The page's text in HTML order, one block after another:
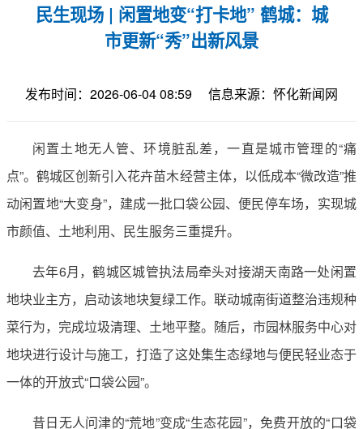
民生现场 | 闲置地变“打卡地” 鹤城：城
市更新“秀”出新风景
发布时间：2026-06-04 08:59 信息来源：怀化新闻网
闲置土地无人管、环境脏乱差，一直是城市管理的“痛
点”。鹤城区创新引入花卉苗木经营主体，以低成本“微改造”推
动闲置地“大变身”，建成一批口袋公园、便民停车场，实现城
市颜值、土地利用、民生服务三重提升。
去年6月，鹤城区城管执法局牵头对接湖天南路一处闲置
地块业主方，启动该地块复绿工作。联动城南街道整治违规种
菜行为，完成垃圾清理、土地平整。随后，市园林服务中心对
地块进行设计与施工，打造了这处集生态绿地与便民轻业态于
一体的开放式“口袋公园”。
昔日无人问津的“荒地”变成“生态花园”，免费开放的“口袋